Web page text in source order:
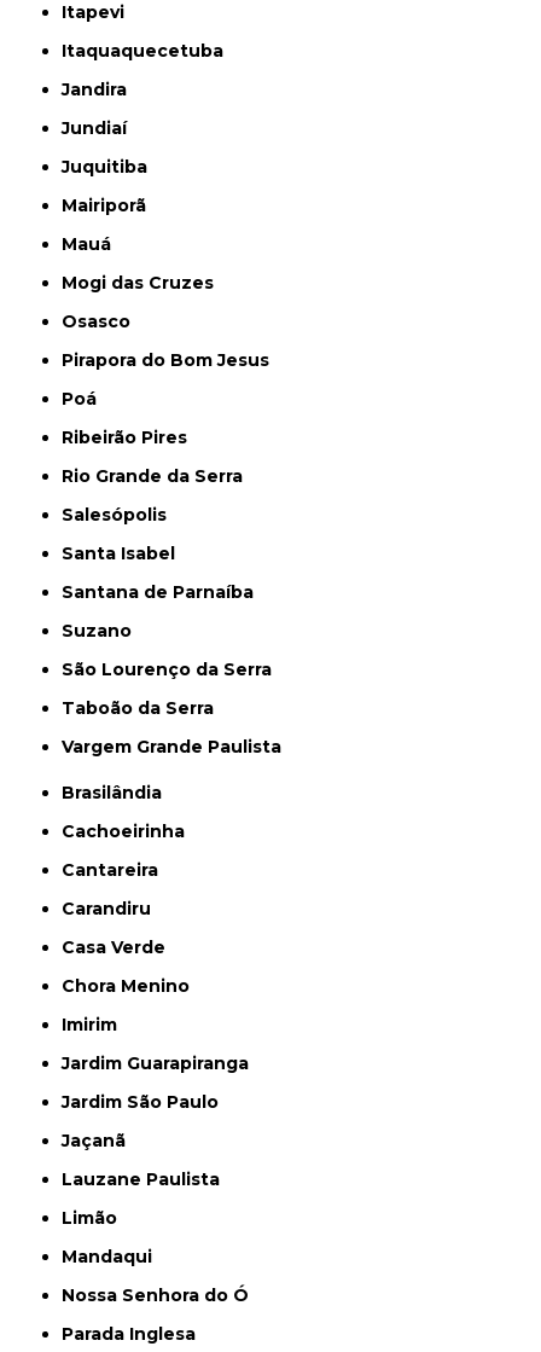
Itapevi
Itaquaquecetuba
Jandira
Jundiaí
Juquitiba
Mairiporã
Mauá
Mogi das Cruzes
Osasco
Pirapora do Bom Jesus
Poá
Ribeirão Pires
Rio Grande da Serra
Salesópolis
Santa Isabel
Santana de Parnaíba
Suzano
São Lourenço da Serra
Taboão da Serra
Vargem Grande Paulista
Brasilândia
Cachoeirinha
Cantareira
Carandiru
Casa Verde
Chora Menino
Imirim
Jardim Guarapiranga
Jardim São Paulo
Jaçanã
Lauzane Paulista
Limão
Mandaqui
Nossa Senhora do Ó
Parada Inglesa